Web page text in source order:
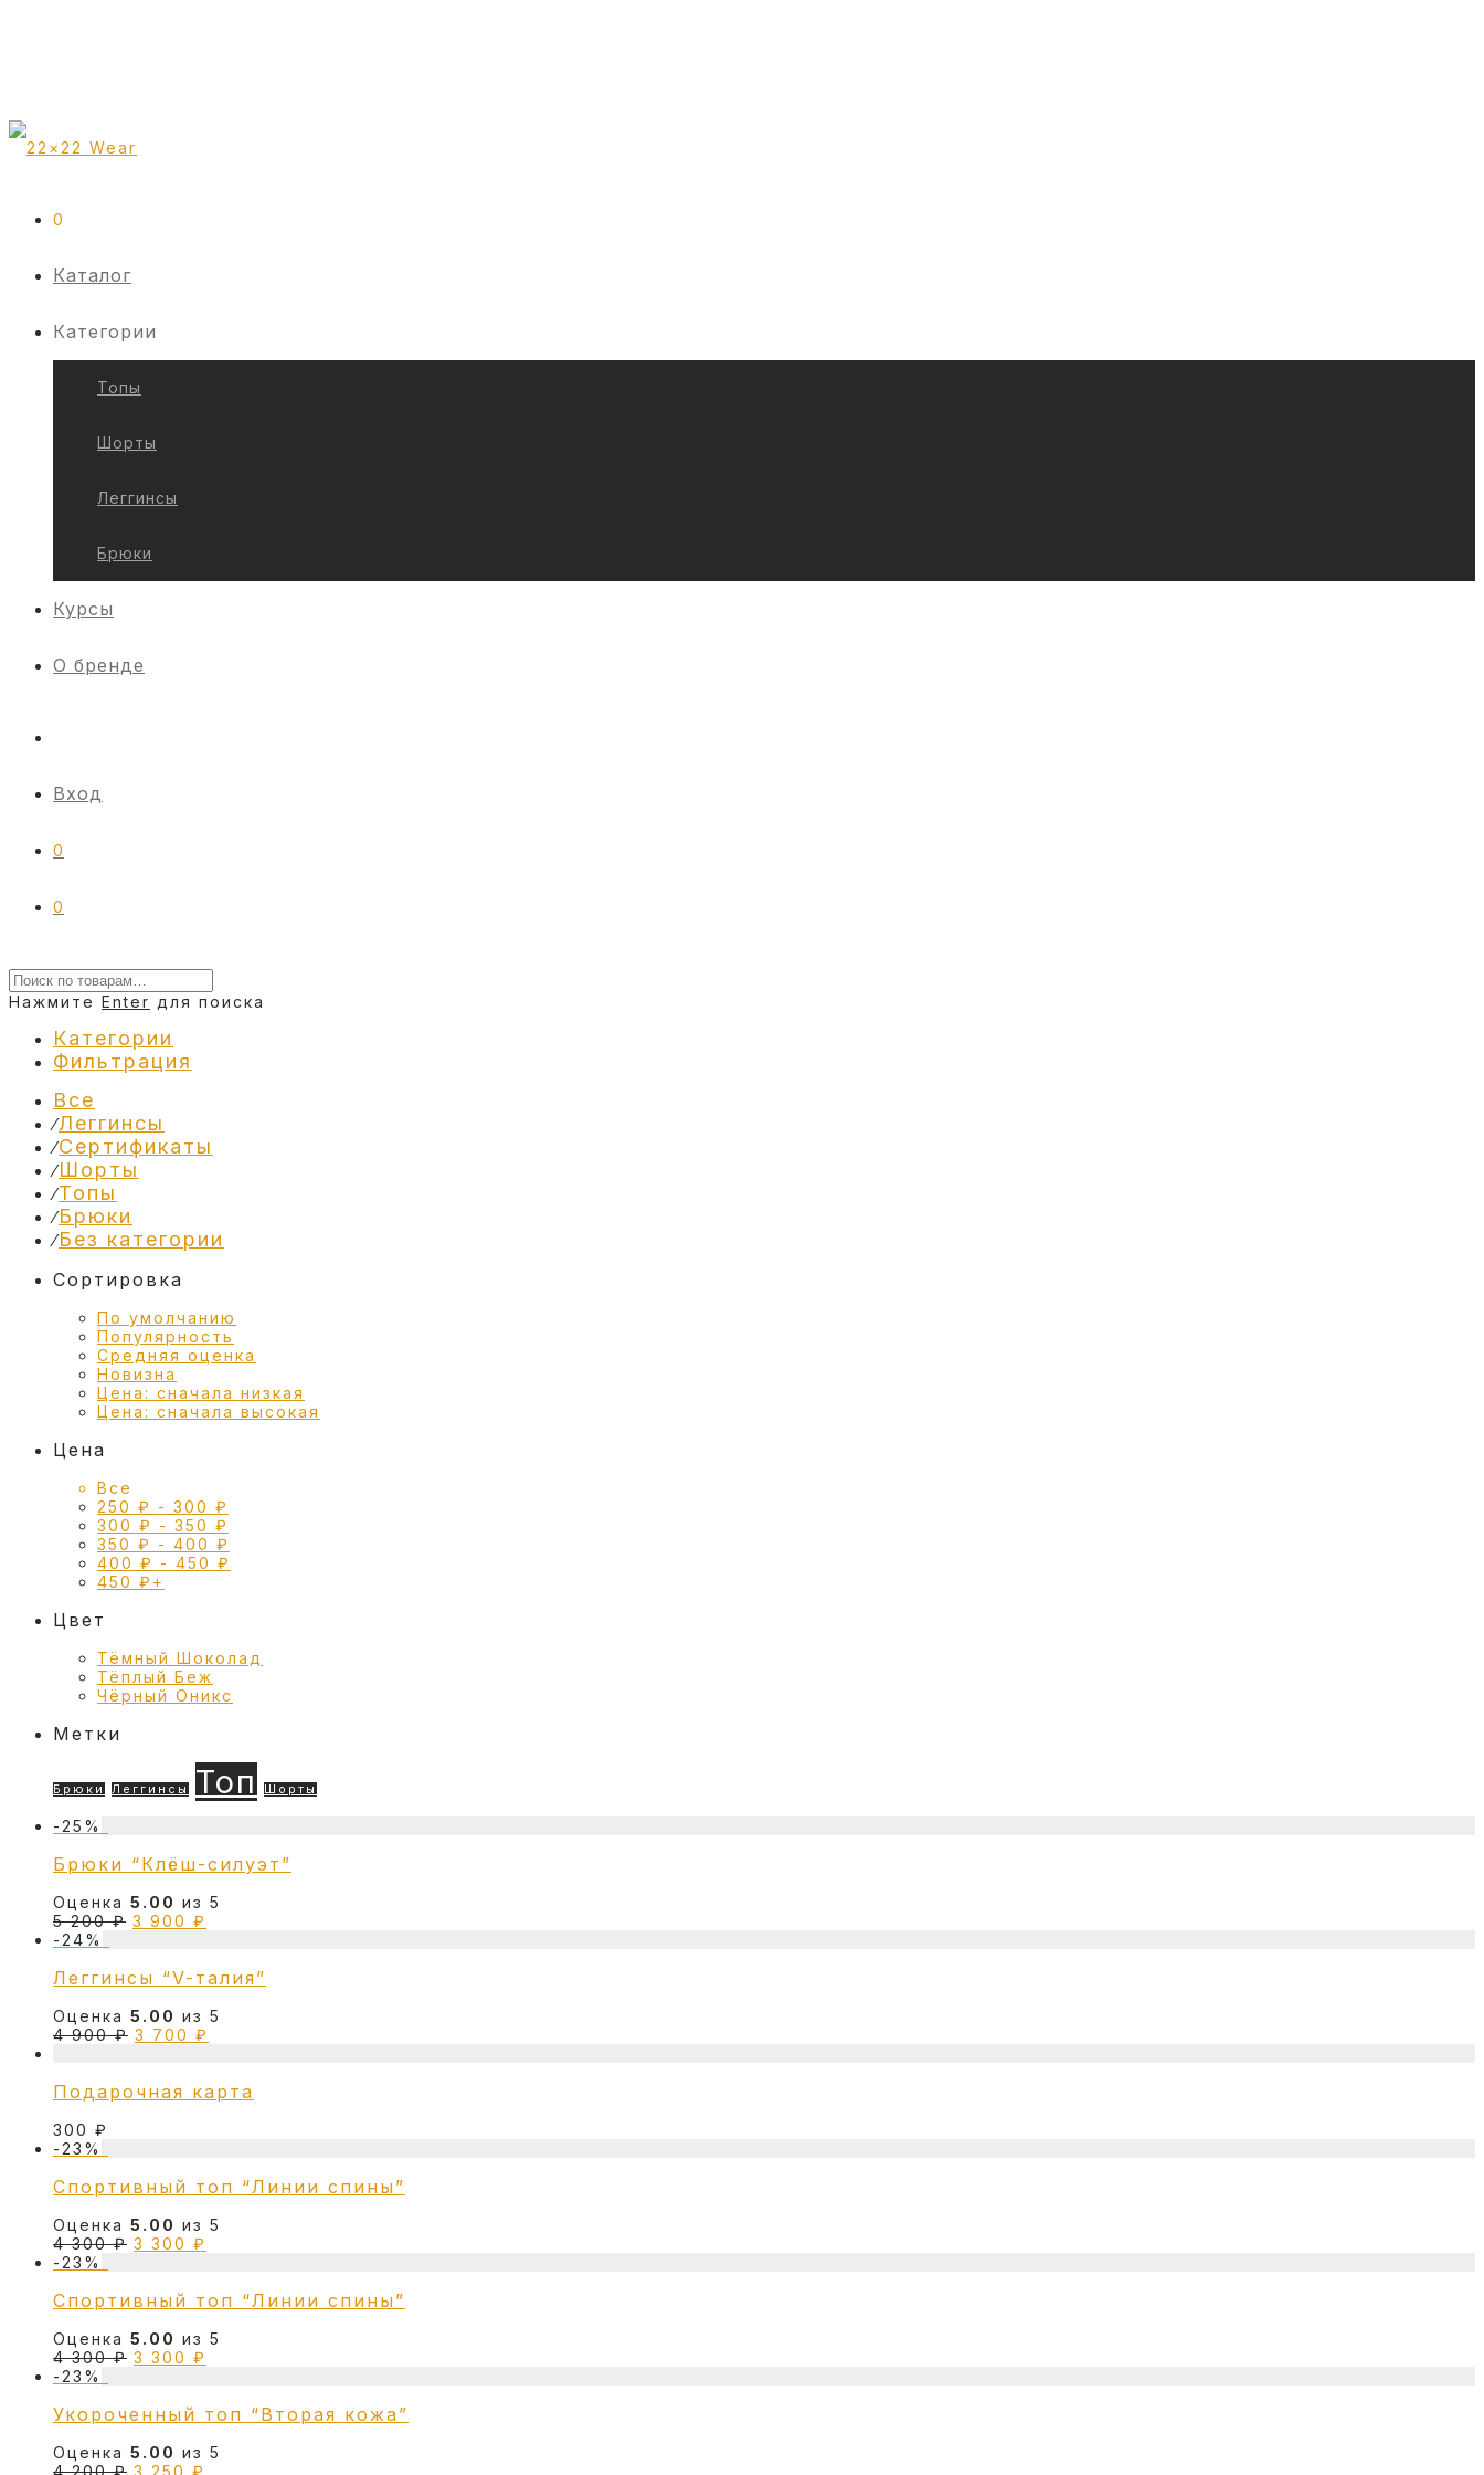
0
Каталог
Категории
Топы
Шорты
Леггинсы
Брюки
Курсы
О бренде
Вход
0
0
Нажмите Enter для поиска
Категории
Фильтрация
Все
⁄Леггинсы
⁄Сертификаты
⁄Шорты
⁄Топы
⁄Брюки
⁄Без категории
Сортировка
По умолчанию
Популярность
Средняя оценка
Новизна
Цена: сначала низкая
Цена: сначала высокая
Цена
Все
250 ₽ - 300 ₽
300 ₽ - 350 ₽
350 ₽ - 400 ₽
400 ₽ - 450 ₽
450 ₽ +
Цвет
Тёмный Шоколад
Тёплый Беж
Чёрный Оникс
Метки
Брюки Леггинсы Топ Шорты
-25 %
Брюки “Клёш-силуэт”
Оценка 5.00 из 5
5 200₽ Первоначальная
5
3 900 ₽
900 ₽.
-24%
Леггинсы “V-талия”
Оценка 5.00 из 5
4 900₽ Первоначальная
4
3 700 ₽
700 ₽.
Подарочная карта
300 ₽
-23 %
Спортивный топ “Линии спины”
Оценка 5.00 из 5
4 300₽ Первоначальная
4
3 300 ₽
300 ₽.
-23 %
Спортивный топ “Линии спины”
Оценка 5.00 из 5
4 300₽ Первоначальная
4
3 300 ₽
300 ₽.
-23 %
Укороченный топ “Вторая кожа”
Оценка 5.00 из 5
4 200₽ Первоначальная
3 250 ₽